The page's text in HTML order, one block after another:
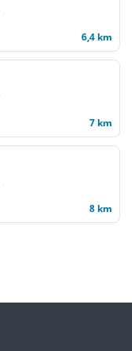
6,4 km
7 km
8 km